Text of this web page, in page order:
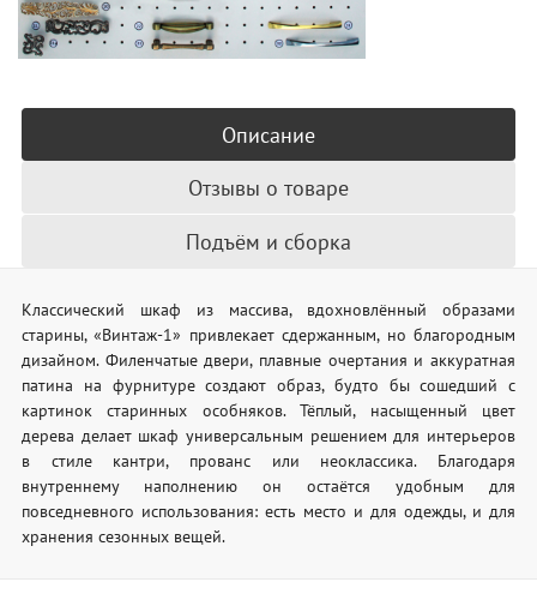
Описание
Отзывы о товаре
Подъём и сборка
Классический шкаф из массива, вдохновлённый образами
старины, «Винтаж-1» привлекает сдержанным, но благородным
дизайном. Филенчатые двери, плавные очертания и аккуратная
патина на фурнитуре создают образ, будто бы сошедший с
картинок старинных особняков. Тёплый, насыщенный цвет
дерева делает шкаф универсальным решением для интерьеров
в стиле кантри, прованс или неоклассика. Благодаря
внутреннему наполнению он остаётся удобным для
повседневного использования: есть место и для одежды, и для
хранения сезонных вещей.